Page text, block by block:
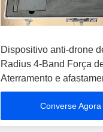
Dispositivo anti-drone
Radius 4-Band Força
Aterramento e
contramedidas para
Converse Agora